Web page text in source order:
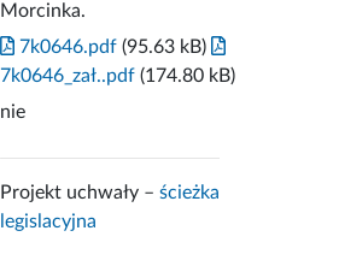
Morcinka.
7k0646.pdf (95.63 kB)
7k0646_zał..pdf (174.80 kB)
nie
Projekt uchwały –ścieżka
legislacyjna